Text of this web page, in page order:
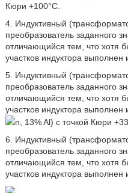
Кюри +100°С.
4. Индуктивный
преобразователь заданного
отличающийся тем, что хотя
участков индуктора выполнен
5. Индуктивный
преобразователь заданного
отличающийся тем, что хотя
участков индуктора
n, 13% Al) с точкой Кюри
6. Индуктивный
преобразователь заданного
отличающийся тем, что хотя
участков индуктора